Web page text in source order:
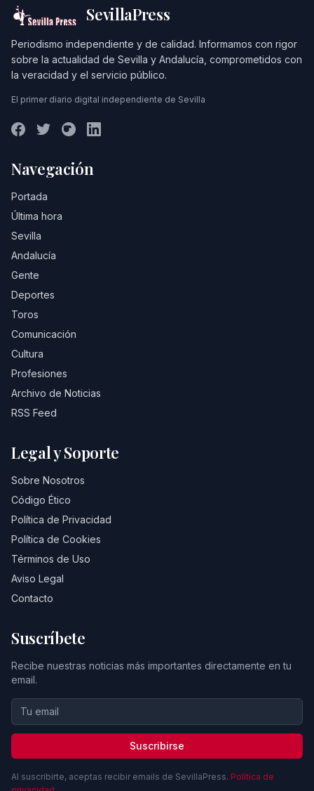
SevillaPress
Periodismo independiente y de calidad. Informamos con rigor
sobre la actualidad de Sevilla y Andalucía, comprometidos con
la veracidad y el servicio público.
El primer diario digital independiente de Sevilla
Navegación
Portada
Última hora
Sevilla
Andalucía
Gente
Deportes
Toros
Comunicación
Cultura
Profesiones
Archivo de Noticias
RSS Feed
Legal y Soporte
Sobre Nosotros
Código Ético
Política de Privacidad
Política de Cookies
Términos de Uso
Aviso Legal
Contacto
Suscríbete
Recibe nuestras noticias más importantes directamente en tu
email.
Suscribirse
Al suscribirte, aceptas recibir emails de SevillaPress. Política de